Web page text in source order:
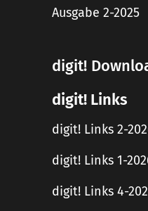
Ausgabe 2-2025
digit!
digit! Links
digit! Links 2-
digit! Links 1-
digit! Links 4-